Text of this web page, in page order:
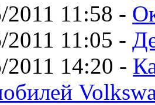
2011 11:58 -
2011 11:05 -
2011 14:20 -